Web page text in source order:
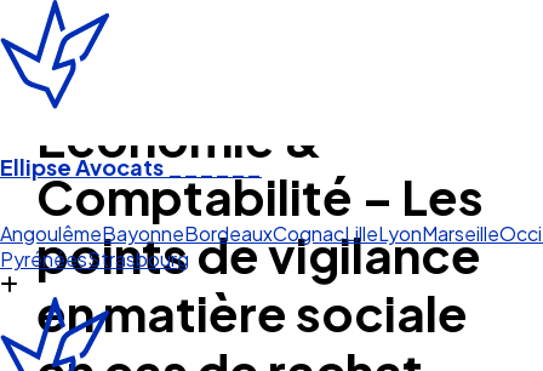
Ellipse Avocats______
S
AngoulêmeBayonneBordeauxCognac LilleLyonMarseille
Pyrénées
Economie &
Comptabilité – Les
points de vigilance
en matière sociale